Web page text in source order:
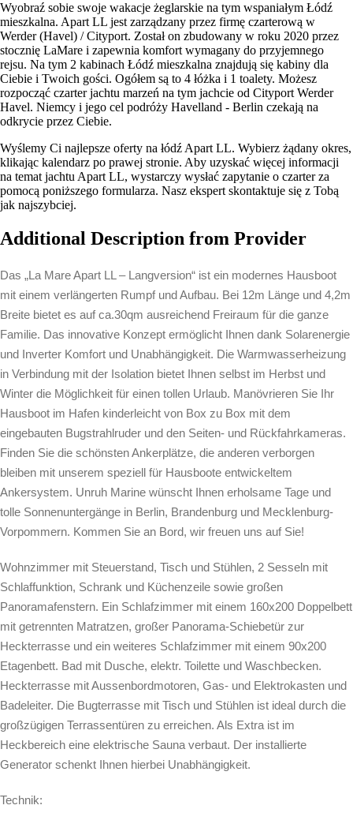
Wyobraź sobie swoje wakacje żeglarskie na tym wspaniałym Łódź
mieszkalna. Apart LL jest zarządzany przez firmę czarterową w
Werder (Havel) / Cityport. Został on zbudowany w roku 2020 przez
stocznię LaMare i zapewnia komfort wymagany do przyjemnego
rejsu. Na tym 2 kabinach Łódź mieszkalna znajdują się kabiny dla
Ciebie i Twoich gości. Ogółem są to 4 łóżka i 1 toalety. Możesz
rozpocząć czarter jachtu marzeń na tym jachcie od Cityport Werder
Havel. Niemcy i jego cel podróży Havelland - Berlin czekają na
odkrycie przez Ciebie.
Wyślemy Ci najlepsze oferty na łódź Apart LL. Wybierz żądany okres,
klikając kalendarz po prawej stronie. Aby uzyskać więcej informacji
na temat jachtu Apart LL, wystarczy wysłać zapytanie o czarter za
pomocą poniższego formularza. Nasz ekspert skontaktuje się z Tobą
jak najszybciej.
Additional Description from Provider
Das „La Mare Apart LL – Langversion“ ist ein modernes Hausboot
mit einem verlängerten Rumpf und Aufbau. Bei 12m Länge und 4,2m
Breite bietet es auf ca.30qm ausreichend Freiraum für die ganze
Familie. Das innovative Konzept ermöglicht Ihnen dank Solarenergie
und Inverter Komfort und Unabhängigkeit. Die Warmwasserheizung
in Verbindung mit der Isolation bietet Ihnen selbst im Herbst und
Winter die Möglichkeit für einen tollen Urlaub. Manövrieren Sie Ihr
Hausboot im Hafen kinderleicht von Box zu Box mit dem
eingebauten Bugstrahlruder und den Seiten- und Rückfahrkameras.
Finden Sie die schönsten Ankerplätze, die anderen verborgen
bleiben mit unserem speziell für Hausboote entwickeltem
Ankersystem. Unruh Marine wünscht Ihnen erholsame Tage und
tolle Sonnenuntergänge in Berlin, Brandenburg und Mecklenburg-
Vorpommern. Kommen Sie an Bord, wir freuen uns auf Sie!
Wohnzimmer mit Steuerstand, Tisch und Stühlen, 2 Sesseln mit
Schlaffunktion, Schrank und Küchenzeile sowie großen
Panoramafenstern. Ein Schlafzimmer mit einem 160x200 Doppelbett
mit getrennten Matratzen, großer Panorama-Schiebetür zur
Heckterrasse und ein weiteres Schlafzimmer mit einem 90x200
Etagenbett. Bad mit Dusche, elektr. Toilette und Waschbecken.
Heckterrasse mit Aussenbordmotoren, Gas- und Elektrokasten und
Badeleiter. Die Bugterrasse mit Tisch und Stühlen ist ideal durch die
großzügigen Terrassentüren zu erreichen. Als Extra ist im
Heckbereich eine elektrische Sauna verbaut. Der installierte
Generator schenkt Ihnen hierbei Unabhängigkeit.
Technik: